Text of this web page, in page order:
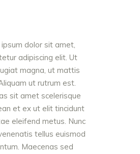
dolor sit amet,
adipiscing elit. Ut
magna, ut mattis
ut rutrum est.
sit amet scelerisque
et ex ut elit tincidunt
eleifend metus. Nunc
tellus euismod
Maecenas sed